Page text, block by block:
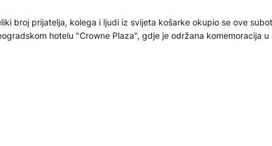
broj prijatelja, kolega i ljudi iz svijeta košarke okupio se ove
hotelu "Crowne Plaza", gdje je održana komemoracija u